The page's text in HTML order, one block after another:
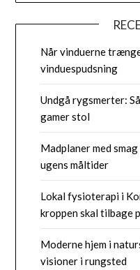
Når vinduerne
vinduespudsning
Undgå rygsmerter:
gamer stol
Madplaner med
ugens måltider
Lokal fysioterapi i
kroppen skal tilbage
Moderne hjem i
visioner i rungsted